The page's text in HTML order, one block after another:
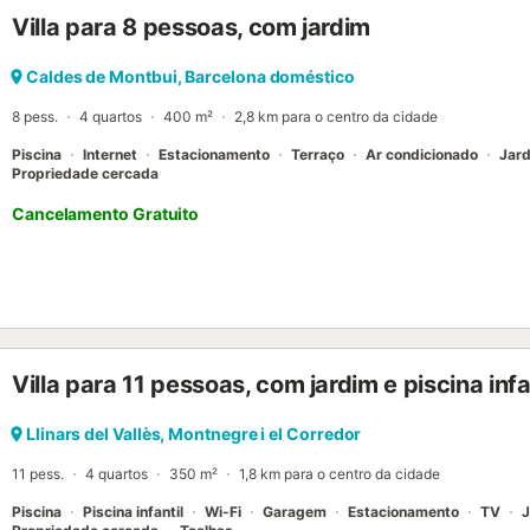
ou eventos não é permitido. É necessário carro para chegar à
15 minutos de carro da praia e tem fácil acesso a trilhos pedestres
o Parque Natural do Montseny ou desfrutem das praias da costa
base perfeita par...
Villa para 8 pessoas, com jardim
Caldes de Montbui, Barcelona doméstico
8 pess. 4 quartos 400 m² 2,8 km para o centro da cidade
Piscina Internet Estacionamento Terraço Ar condicionado
Propriedade cercada
Cancelamento Gratuito
Villa para 11 pessoas, com jardim e piscina
Llinars del Vallès, Montnegre i el Corredor
11 pess. 4 quartos 350 m² 1,8 km para o centro da cidade
Piscina Piscina infantil Wi-Fi Garagem Estacionamento TV